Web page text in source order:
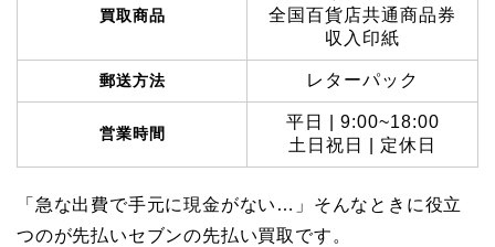
買取商品
全国百貨店共通商品券
収入印紙
郵送方法 レターパック
営業時間
平日 | 9:00~18:00
土日祝日 | 定休日
「急な出費で手元に現金がない…」そんなときに役立
つのが先払いセブンの先払い買取です。